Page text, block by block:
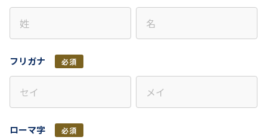
フリガナ 必須
ローマ字 必須